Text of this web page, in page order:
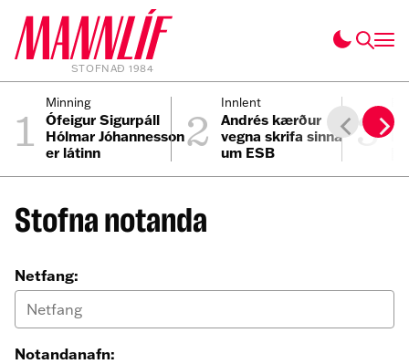
STOFNAÐ 1984
1 Minning
Ófeigur Sigurpáll
Hólmar Jóhannesson
er látinn
2 Innlent
Andrés kærður
vegna skrifa sinna
um ESB
3
Stofna notanda
Netfang:
Notandanafn: